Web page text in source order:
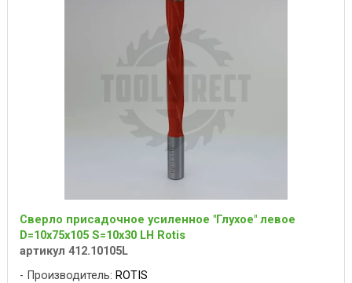
Сверло присадочное усиленное "Глухое" левое
D=10x75x105 S=10x30 LH Rotis
артикул 412.10105L
Производитель: ROTIS